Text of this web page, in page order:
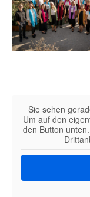
Sie sehen
Um auf den
den Button